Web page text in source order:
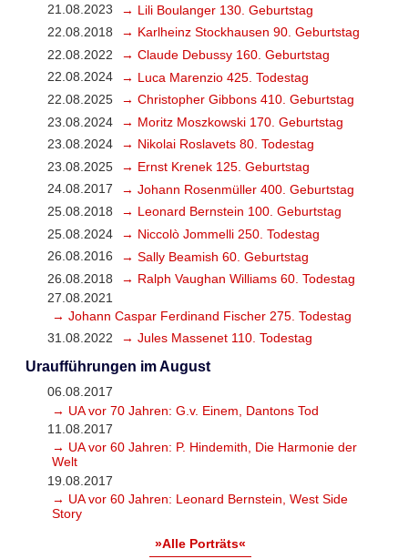
21.08.2023
→ Lili Boulanger 130. Geburtstag
22.08.2018
→ Karlheinz Stockhausen 90. Geburtstag
22.08.2022
→ Claude Debussy 160. Geburtstag
22.08.2024
→ Luca Marenzio 425. Todestag
22.08.2025
→ Christopher Gibbons 410. Geburtstag
23.08.2024
→ Moritz Moszkowski 170. Geburtstag
23.08.2024
→ Nikolai Roslavets 80. Todestag
23.08.2025
→ Ernst Krenek 125. Geburtstag
24.08.2017
→ Johann Rosenmüller 400. Geburtstag
25.08.2018
→ Leonard Bernstein 100. Geburtstag
25.08.2024
→ Niccolò Jommelli 250. Todestag
26.08.2016
→ Sally Beamish 60. Geburtstag
26.08.2018
→ Ralph Vaughan Williams 60. Todestag
27.08.2021
→ Johann Caspar Ferdinand Fischer 275. Todestag
31.08.2022
→ Jules Massenet 110. Todestag
Uraufführungen im August
06.08.2017
→ UA vor 70 Jahren: G.v. Einem, Dantons Tod
11.08.2017
→ UA vor 60 Jahren: P. Hindemith, Die Harmonie der
Welt
19.08.2017
→ UA vor 60 Jahren: Leonard Bernstein, West Side
Story
»Alle Porträts«